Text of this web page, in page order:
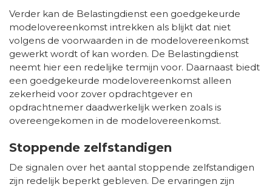
Verder kan de Belastingdienst een goedgekeurde
modelovereenkomst intrekken als blijkt dat niet
volgens de voorwaarden in de modelovereenkomst
gewerkt wordt of kan worden. De Belastingdienst
neemt hier een redelijke termijn voor. Daarnaast biedt
een goedgekeurde modelovereenkomst alleen
zekerheid voor zover opdrachtgever en
opdrachtnemer daadwerkelijk werken zoals is
overeengekomen in de modelovereenkomst.
Stoppende zelfstandigen
De signalen over het aantal stoppende zelfstandigen
zijn redelijk beperkt gebleven. De ervaringen zijn